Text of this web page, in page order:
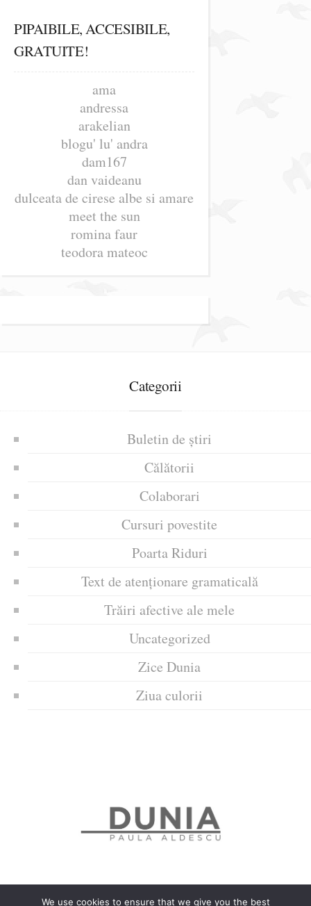
PIPAIBILE, ACCESIBILE,
GRATUITE!
ama
andressa
arakelian
blogu' lu' andra
dam167
dan vaideanu
dulceata de cirese albe si amare
meet the sun
romina faur
teodora mateoc
Categorii
Buletin de știri
Călătorii
Colaborari
Cursuri povestite
Poarta Riduri
Text de atenționare gramaticală
Trăiri afective ale mele
Uncategorized
Zice Dunia
Ziua culorii
We use cookies to ensure that we give you the best